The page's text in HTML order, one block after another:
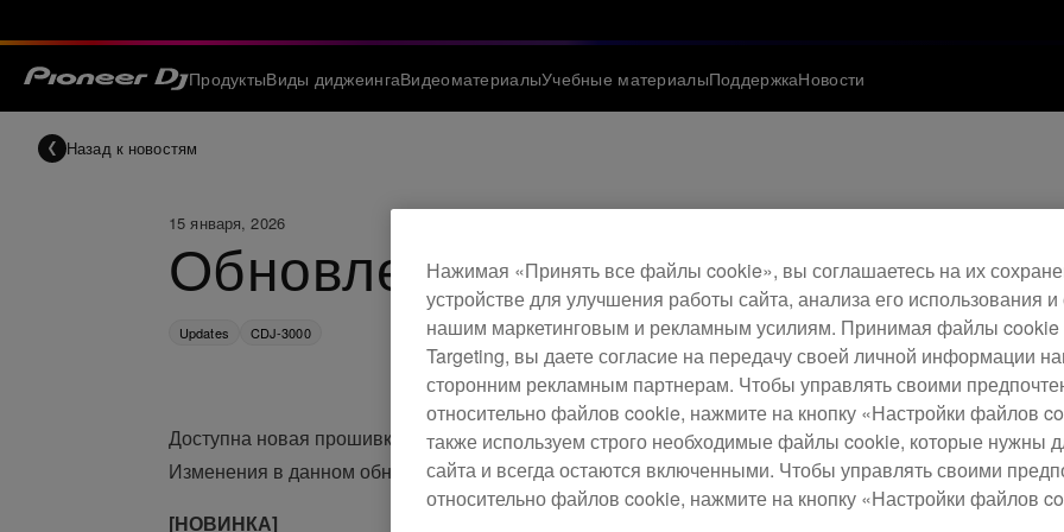
ПродуктыВиды диджеингаВидеоматериалыУчебные материалыПоддержкаНовости
Назад к новостям
15 января, 2026
Обновление: прошивка CDJ-
Updates CDJ-3000
Доступна новая прошивка для CDJ-3000.
Изменения в данном обновлении.
[НОВИНКА]
Нажимая «Принять все файлы cookie», вы соглашаетесь на их
устройстве для улучшения работы сайта, анализа его использования и
нашим маркетинговым и рекламным усилиям. Принимая файлы cookie
Targeting, вы даете согласие на передачу своей личной информации
сторонним рекламным партнерам. Чтобы управлять своими
относительно файлов cookie, нажмите на кнопку «Настройки файлов
также используем строго необходимые файлы cookie, которые нужны
сайта и всегда остаются включенными. Чтобы управлять своими
относительно файлов cookie, нажмите на кнопку «Настройки файлов